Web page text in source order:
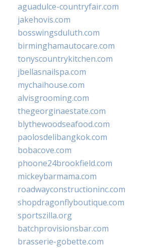
aguadulce-countryfair.com
jakehovis.com
bosswingsduluth.com
birminghamautocare.com
tonyscountrykitchen.com
jbellasnailspa.com
mychaihouse.com
alvisgrooming.com
thegeorginaestate.com
blythewoodseafood.com
paolosdelibangkok.com
bobacove.com
phoone24brookfield.com
mickeybarmama.com
roadwayconstructioninc.com
shopdragonflyboutique.com
sportszilla.org
batchprovisionsbar.com
brasserie-gobette.com